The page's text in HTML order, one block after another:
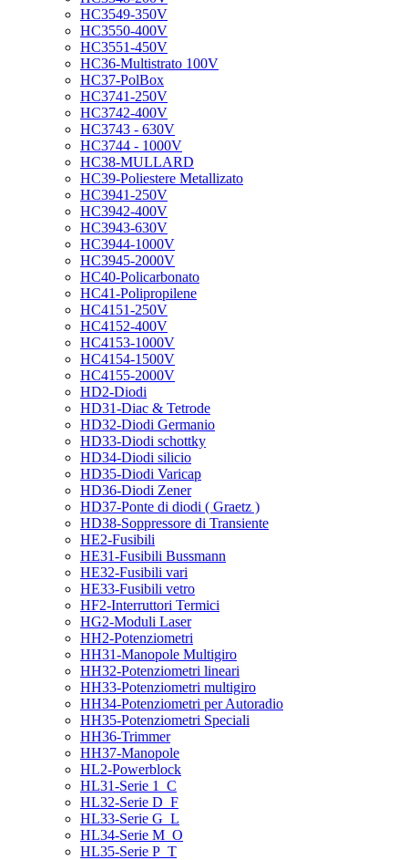
HC3549-350V
HC3550-400V
HC3551-450V
HC36-Multistrato 100V
HC37-PolBox
HC3741-250V
HC3742-400V
HC3743 - 630V
HC3744 - 1000V
HC38-MULLARD
HC39-Poliestere Metallizato
HC3941-250V
HC3942-400V
HC3943-630V
HC3944-1000V
HC3945-2000V
HC40-Policarbonato
HC41-Polipropilene
HC4151-250V
HC4152-400V
HC4153-1000V
HC4154-1500V
HC4155-2000V
HD2-Diodi
HD31-Diac & Tetrode
HD32-Diodi Germanio
HD33-Diodi schottky
HD34-Diodi silicio
HD35-Diodi Varicap
HD36-Diodi Zener
HD37-Ponte di diodi ( Graetz )
HD38-Soppressore di Transiente
HE2-Fusibili
HE31-Fusibili Bussmann
HE32-Fusibili vari
HE33-Fusibili vetro
HF2-Interruttori Termici
HG2-Moduli Laser
HH2-Potenziometri
HH31-Manopole Multigiro
HH32-Potenziometri lineari
HH33-Potenziometri multigiro
HH34-Potenziometri per Autoradio
HH35-Potenziometri Speciali
HH36-Trimmer
HH37-Manopole
HL2-Powerblock
HL31-Serie 1_C
HL32-Serie D_F
HL33-Serie G_L
HL34-Serie M_O
HL35-Serie P_T